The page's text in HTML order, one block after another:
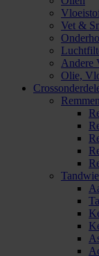
Vet &
Andere
Olie,
Remmen